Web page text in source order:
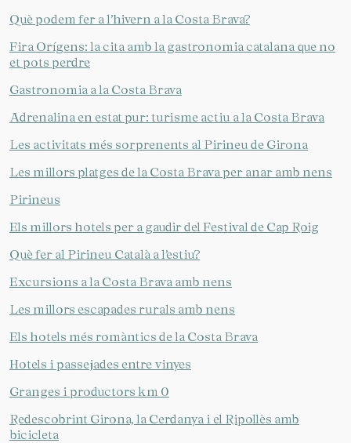
Què podem fer a l’hivern a la Costa Brava?
Fira Orígens: la cita amb la gastronomia catalana que no
et pots perdre
Gastronomia a la Costa Brava
Adrenalina en estat pur: turisme actiu a la Costa Brava
Les activitats més sorprenents al Pirineu de Girona
Les millors platges de la Costa Brava per anar amb nens
Pirineus
Els millors hotels per a gaudir del Festival de Cap Roig
Què fer al Pirineu Català a l’estiu?
Excursions a la Costa Brava amb nens
Les millors escapades rurals amb nens
Els hotels més romàntics de la Costa Brava
Hotels i passejades entre vinyes
Granges i productors km 0
Redescobrint Girona, la Cerdanya i el Ripollès amb
bicicleta